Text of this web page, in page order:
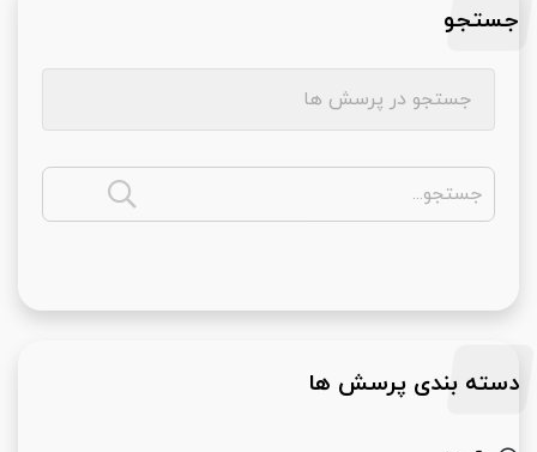
جستجو
دسته بندی پرسش ها